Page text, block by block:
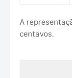
A
centavos.